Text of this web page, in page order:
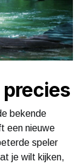
bekende
een nieuwe
speler
je wilt kijken,